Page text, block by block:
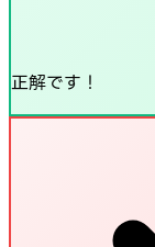
正解です！